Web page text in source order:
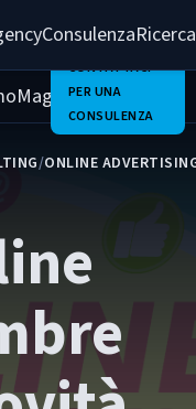
Consulenza
MagazineClienti
CONTATTACI
PER UNA
CONSULENZA
/ONLINE